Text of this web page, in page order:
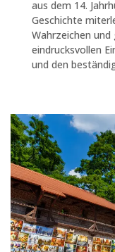
aus dem 14.
Geschichte
Wahrzeichen
eindrucksvollen
und den